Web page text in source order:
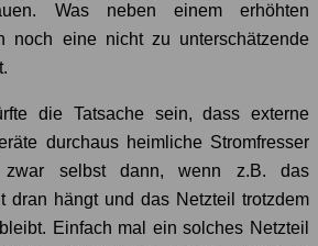
Was neben einem erhöhten
noch eine nicht zu unterschätzende
die Tatsache sein, dass externe
durchaus heimliche Stromfresser
selbst dann, wenn z.B. das
dran hängt und das Netzteil trotzdem
Einfach mal ein solches Netzteil